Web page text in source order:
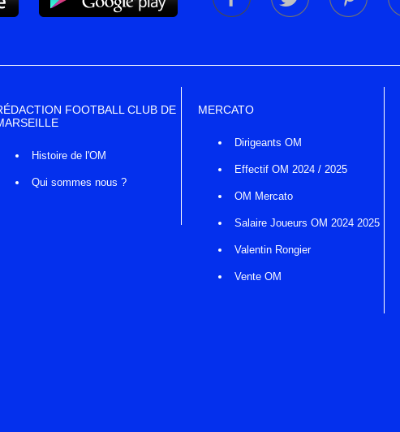
FOOTBALL CLUB DE
Histoire de l'OM
Qui sommes nous ?
MERCATO
Dirigeants OM
Effectif OM 2024 / 2025
OM Mercato
Salaire Joueurs OM 2024 2025
Valentin Rongier
Vente OM